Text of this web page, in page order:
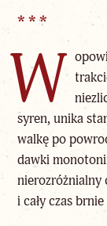
* * *
W
syren, unika
walkę po
dawki
nierozróżnialny
i cały czas